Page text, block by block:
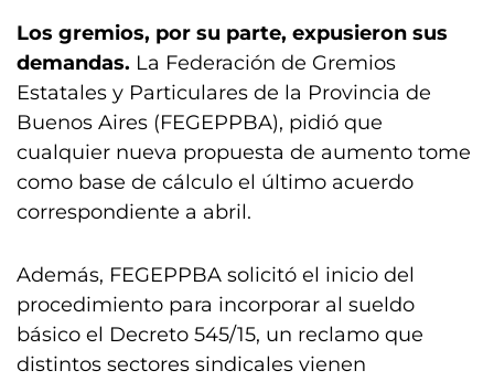
Los gremios, por su parte, expusieron sus
demandas. La Federación de Gremios
Estatales y Particulares de la Provincia de
Buenos Aires (FEGEPPBA), pidió que
cualquier nueva propuesta de aumento tome
como base de cálculo el último acuerdo
correspondiente a abril.
Además, FEGEPPBA solicitó el inicio del
procedimiento para incorporar al sueldo
básico el Decreto 545/15, un reclamo que
distintos sectores sindicales vienen